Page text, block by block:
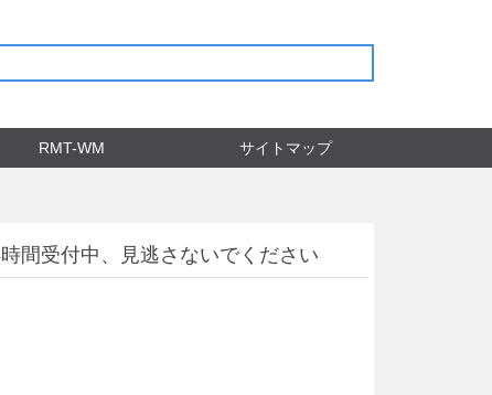
RMT-WM サイトマップ
間受付中、見逃さないでください